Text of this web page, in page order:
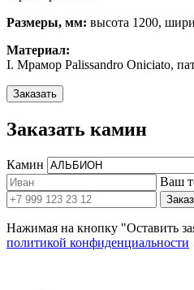
Размеры, мм: высота 1200,
Материал:
I. Мрамор Palissandro Oniciato,
Заказать
Заказать камин
Камин
Ваш
Нажимая на кнопку "Оставить
политикой конфиденциальности